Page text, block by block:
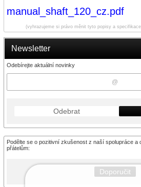
Newsletter
Odebírejte aktuální novinky
Odebrat
Podělte se o pozitivní zkušenost z naší spolupráce a
přátelům:
Doporučit
manual_shaft_120_cz.pdf
(vyhrazujeme si právo měnit tyto popisy a